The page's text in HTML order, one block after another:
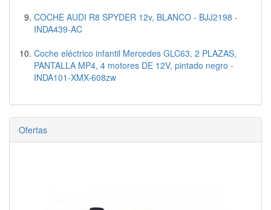
COCHE AUDI R8 SPYDER 12v, BLANCO - BJJ2198 -
INDA439-AC
Coche eléctrico infantil Mercedes GLC63, 2 PLAZAS,
PANTALLA MP4, 4 motores DE 12V, pintado negro -
INDA101-XMX-608zw
Ofertas